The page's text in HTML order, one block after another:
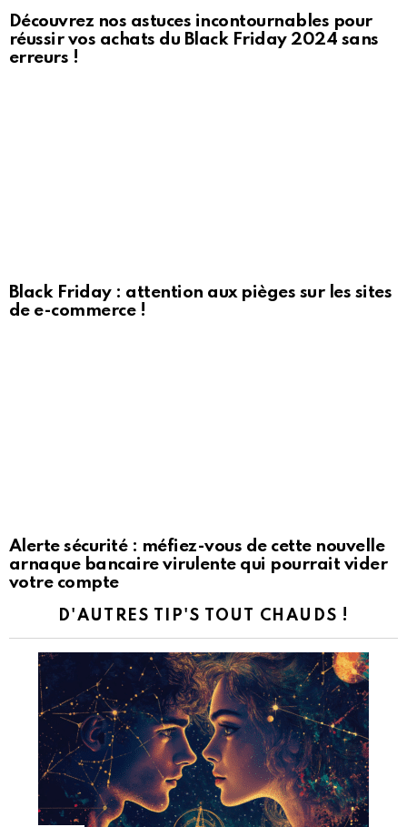
Découvrez nos astuces incontournables pour
réussir vos achats du Black Friday 2024 sans
erreurs !
Black Friday : attention aux pièges sur les sites
de e-commerce !
Alerte sécurité : méfiez-vous de cette nouvelle
arnaque bancaire virulente qui pourrait vider
votre compte
D'AUTRES TIP'S TOUT CHAUDS !